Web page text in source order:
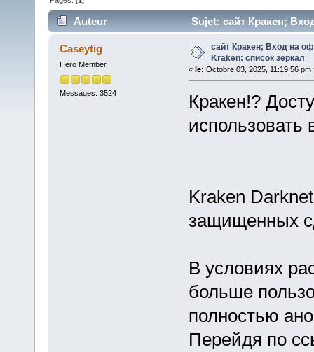
Auteur Sujet: сайт Кракен;
Caseytig
Hero Member
Messages: 3524
сайт Кракен; Вход на
Kraken: список зеркал
« le: Octobre 03, 2025, 11:19:56 pm
Кракен!?
использовать
Kraken
защищенных
В условиях
больше
полностью
Перейдя по